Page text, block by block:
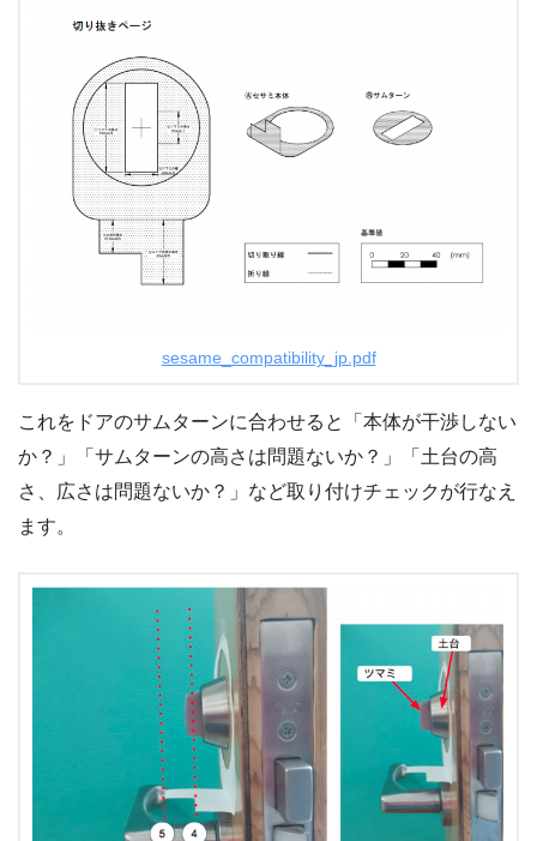
sesame_compatibility_jp.pdf
これをドアのサムターンに合わせると「本体が干渉しない
か？」「サムターンの高さは問題ないか？」「土台の高
さ、広さは問題ないか？」など取り付けチェックが行なえ
ます。